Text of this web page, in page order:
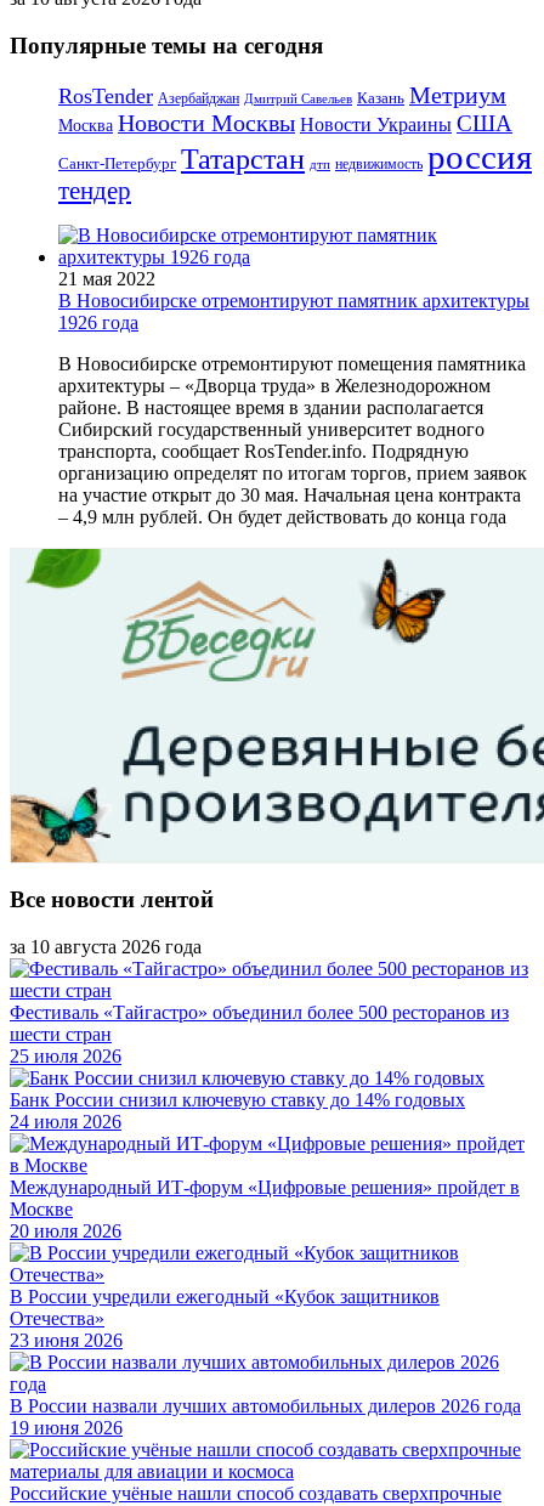
Популярные темы на сегодня
RosTender Азербайджан Дмитрий Савельев Казань Метриум
Москва Новости Москвы Новости Украины США
Санкт-Петербург Татарстан дтп недвижимость россия
тендер
21 мая 2022
В Новосибирске отремонтируют памятник архитектуры
1926 года
В Новосибирске отремонтируют помещения памятника
архитектуры – «Дворца труда» в Железнодорожном
районе. В настоящее время в здании располагается
Сибирский государственный университет водного
транспорта, сообщает RosTender.info. Подрядную
организацию определят по итогам торгов, прием заявок
на участие открыт до 30 мая. Начальная цена контракта
– 4,9 млн рублей. Он будет действовать до конца года
Все новости лентой
за 10 августа 2026 года
Фестиваль «Тайгастро» объединил более 500 ресторанов из
шести стран
25 июля 2026
Банк России снизил ключевую ставку до 14% годовых
24 июля 2026
Международный ИТ-форум «Цифровые решения» пройдет в
Москве
20 июля 2026
В России учредили ежегодный «Кубок защитников
Отечества»
23 июня 2026
В России назвали лучших автомобильных дилеров 2026 года
19 июня 2026
Российские учёные нашли способ создавать сверхпрочные